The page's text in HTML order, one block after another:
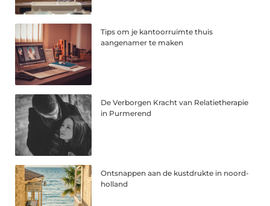
Tips om je kantoorruimte thuis
aangenamer te maken
De Verborgen Kracht van Relatietherapie
in Purmerend
Ontsnappen aan de kustdrukte in noord-
holland